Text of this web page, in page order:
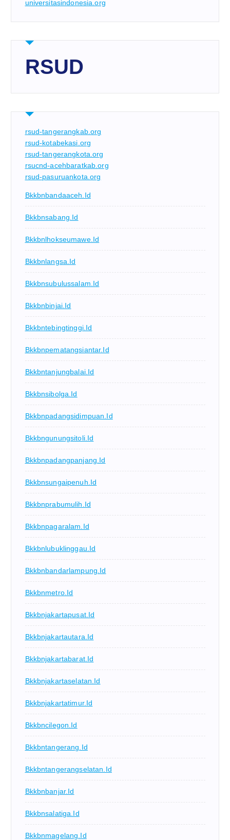
universitasindonesia.org
RSUD
rsud-tangerangkab.org
rsud-kotabekasi.org
rsud-tangerangkota.org
rsucnd-acehbaratkab.org
rsud-pasuruankota.org
Bkkbnbandaaceh.id
Bkkbnsabang.id
Bkkbnlhokseumawe.id
Bkkbnlangsa.id
Bkkbnsubulussalam.id
Bkkbnbinjai.id
Bkkbntebingtinggi.id
Bkkbnpematangsiantar.id
Bkkbntanjungbalai.id
Bkkbnsibolga.id
Bkkbnpadangsidimpuan.id
Bkkbngunungsitoli.id
Bkkbnpadangpanjang.id
Bkkbnsungaipenuh.id
Bkkbnprabumulih.id
Bkkbnpagaralam.id
Bkkbnlubuklinggau.id
Bkkbnbandarlampung.id
Bkkbnmetro.id
Bkkbnjakartapusat.id
Bkkbnjakartautara.id
Bkkbnjakartabarat.id
Bkkbnjakartaselatan.id
Bkkbnjakartatimur.id
Bkkbncilegon.id
Bkkbntangerang.id
Bkkbntangerangselatan.id
Bkkbnbanjar.id
Bkkbnsalatiga.id
Bkkbnmagelang.id